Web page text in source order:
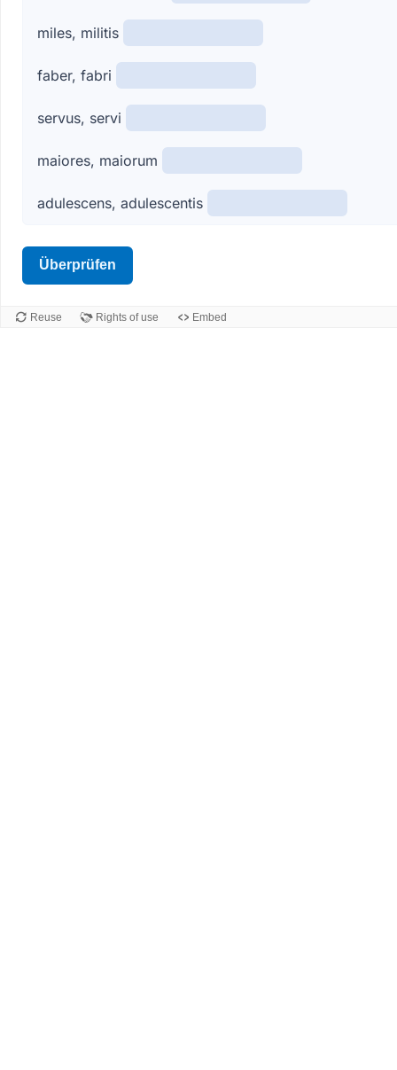
miles, militis
faber, fabri
servus, servi
maiores, maiorum
adulescens, adulescentis
Überprüfen
Reuse Rights of use Embed